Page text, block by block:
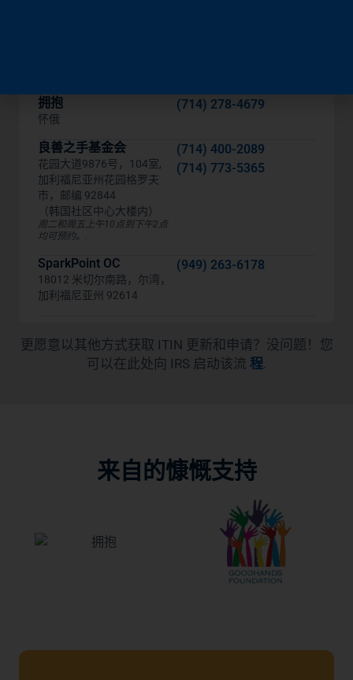
拥抱
怀俄
(714) 278-4679
良善之手基金会
花园大道9876号，104室,
加利福尼亚州花园格罗夫
市，邮编 92844
（韩国社区中心大楼内）
周二和周五上午10点到下午2点
均可预约。.
(714) 400-2089
(714) 773-5365
SparkPoint OC
18012 米切尔南路，尔湾，
加利福尼亚州 92614
(949) 263-6178
更愿意以其他方式获取 ITIN 更新和申请？没问题！您
可以在此处向 IRS 启动该流 程.
来自的慷慨支持